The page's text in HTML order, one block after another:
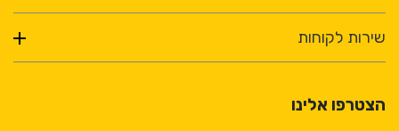
שירות לקוחות
הצטרפו אלינו